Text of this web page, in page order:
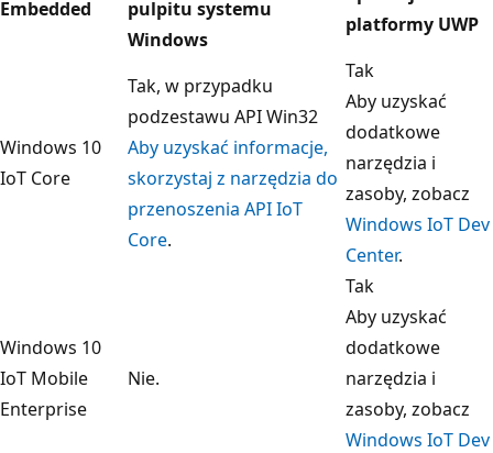
Embedded
pulpitu systemu
Windows
platformy UWP
Windows 10
IoT Core
Tak, w przypadku
podzestawu API Win32
Aby uzyskać informacje,
skorzystaj z narzędzia do
przenoszenia API IoT
Core.
Tak
Aby uzyskać
dodatkowe
narzędzia i
zasoby, zobacz
Windows IoT Dev
Center.
Windows 10
IoT Mobile
Enterprise
Nie.
Tak
Aby uzyskać
dodatkowe
narzędzia i
zasoby, zobacz
Windows IoT Dev